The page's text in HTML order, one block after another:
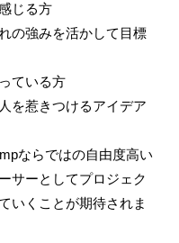
じる方
の強みを活かして目標
ている方
を惹きつけるアイデア
ならではの自由度高い
サーとしてプロジェク
いくことが期待されま